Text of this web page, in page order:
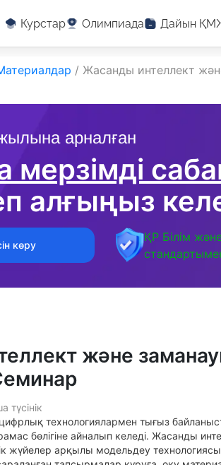
Курстар Олимпиада Дайын
арналған
мерзімді
алғыңыз
көру
ҚР Білім
/ Жасанды интеллект
және
цифрлық технологиялармен тығыз
бөлігіне айналып келеді. Жасанды
жүйелер арқылы модельдеу